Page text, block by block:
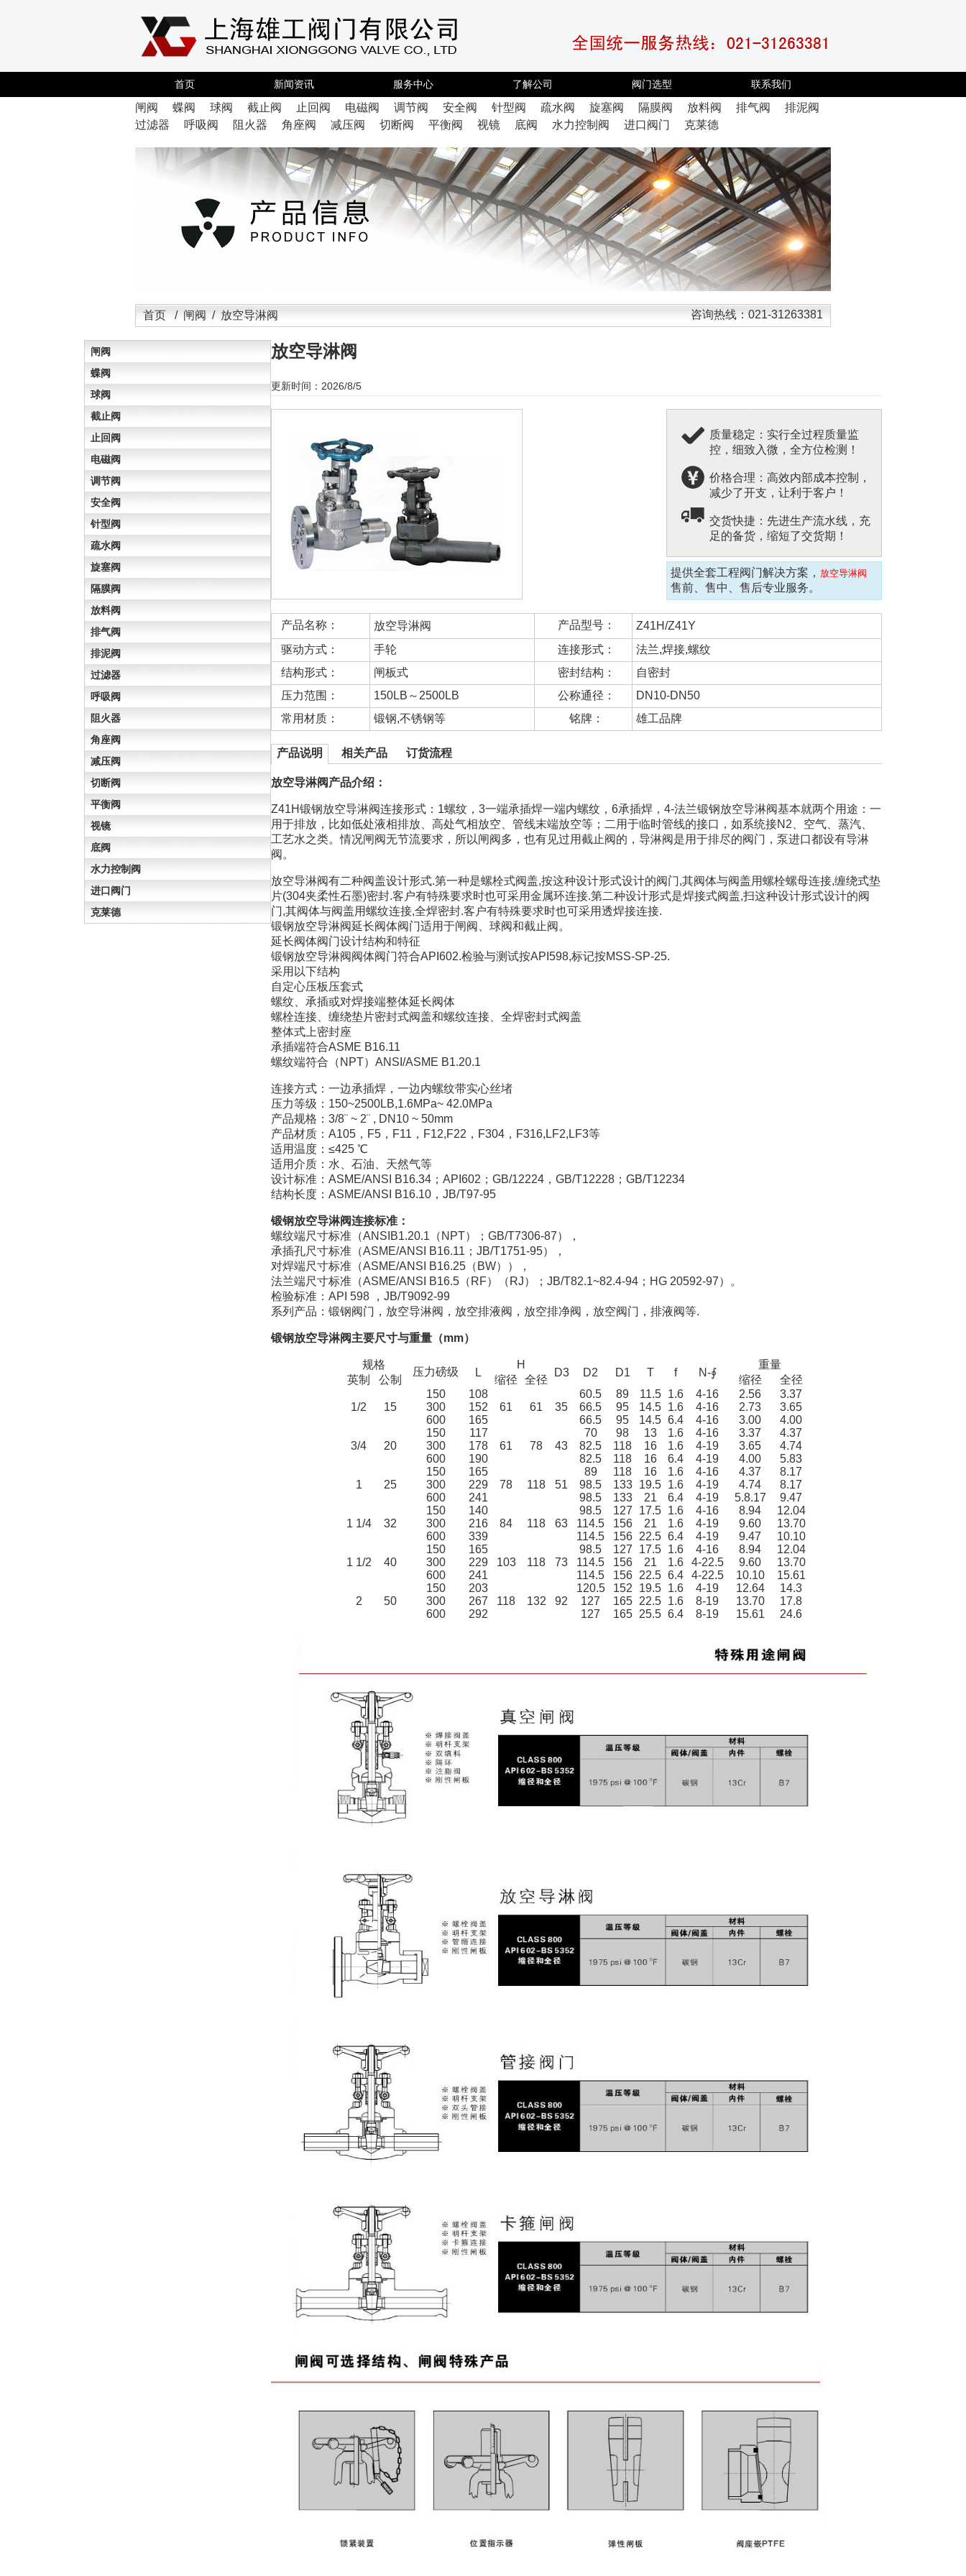
首页 新闻资讯 服务中心 了解公司 阀门选型 联系我们
闸阀 蝶阀 球阀 截止阀 止回阀 电磁阀 调节阀 安全阀 针型阀 疏水阀 旋塞阀 隔膜阀 放料阀 排气阀
排泥阀
过滤器
呼吸阀 阻火器 角座阀 减压阀 切断阀 平衡阀 视镜 底阀 水力控制阀 进口阀门 克莱德
首页 / 闸阀 / 放空导淋阀 咨询热线：021-31263381
闸阀
蝶阀
球阀
截止阀
止回阀
电磁阀
调节阀
安全阀
针型阀
疏水阀
旋塞阀
隔膜阀
放料阀
排气阀
排泥阀
过滤器
呼吸阀
阻火器
角座阀
减压阀
切断阀
平衡阀
视镜
底阀
水力控制阀
进口阀门
克莱德
放空导淋阀
更新时间：2026/8/5
质量稳定：实行全过程质量监
控，细致入微，全方位检测！
价格合理：高效内部成本控制，
减少了开支，让利于客户！
交货快捷：先进生产流水线，充
足的备货，缩短了交货期！
提供全套工程阀门解决方案， 放空导淋阀
售前、售中、售后专业服务。
产品名称： 放空导淋阀 产品型号：
Z41H/Z41Y
驱动方式：
手轮 连接形式：
法兰,焊接,螺纹
结构形式：
闸板式 密封结构：
自密封
压力范围：
150LB～2500LB 公称通径：
DN10-DN50
常用材质：
锻钢,不锈钢等 铭牌： 雄工品牌
产品说明 相关产品 订货流程
放空导淋阀产品介绍：
Z41H锻钢放空导淋阀连接形式：1螺纹，3一端承插焊一端内螺纹，6承插焊，4-法兰锻钢放空导淋阀基本就两个用途：一
用于排放，比如低处液相排放、高处气相放空、管线末端放空等；二用于临时管线的接口，如系统接N2、空气、蒸汽、
工艺水之类。情况闸阀无节流要求，所以闸阀多，也有见过用截止阀的，导淋阀是用于排尽的阀门，泵进口都设有导淋
阀。
放空导淋阀有二种阀盖设计形式.第一种是螺栓式阀盖,按这种设计形式设计的阀门,其阀体与阀盖用螺栓螺母连接,缠绕式垫
片(304夹柔性石墨)密封.客户有特殊要求时也可采用金属环连接.第二种设计形式是焊接式阀盖,扫这种设计形式设计的阀
门,其阀体与阀盖用螺纹连接,全焊密封.客户有特殊要求时也可采用透焊接连接.
锻钢放空导淋阀延长阀体阀门适用于闸阀、球阀和截止阀。
延长阀体阀门设计结构和特征
锻钢放空导淋阀阀体阀门符合API602.检验与测试按API598,标记按MSS-SP-25.
采用以下结构
自定心压板压套式
螺纹、承插或对焊接端整体延长阀体
螺栓连接、缠绕垫片密封式阀盖和螺纹连接、全焊密封式阀盖
整体式上密封座
承插端符合ASME B16.11
螺纹端符合（NPT）ANSI/ASME B1.20.1
连接方式：一边承插焊，一边内螺纹带实心丝堵
压力等级：150~2500LB,1.6MPa~ 42.0MPa
产品规格：3/8¨ ~ 2¨ , DN10 ~ 50mm
产品材质：A105，F5，F11，F12,F22，F304，F316,LF2,LF3等
适用温度：≤425 ℃
适用介质：水、石油、天然气等
设计标准：ASME/ANSI B16.34；API602；GB/12224，GB/T12228；GB/T12234
结构长度：ASME/ANSI B16.10，JB/T97-95
锻钢放空导淋阀连接标准：
螺纹端尺寸标准（ANSIB1.20.1（NPT）；GB/T7306-87），
承插孔尺寸标准（ASME/ANSI B16.11；JB/T1751-95），
对焊端尺寸标准（ASME/ANSI B16.25（BW）），
法兰端尺寸标准（ASME/ANSI B16.5（RF）（RJ）；JB/T82.1~82.4-94；HG 20592-97）。
检验标准：API 598 ，JB/T9092-99
系列产品：锻钢阀门，放空导淋阀，放空排液阀，放空排净阀，放空阀门，排液阀等.
锻钢放空导淋阀主要尺寸与重量（mm）
规格
压力磅级 L
H
D3 D2 D1 T f N-∮
重量
英制
公制 缩径 全径 缩径 全径
1/2 15
150
108
61
61 35
60.5 89 11.5 1.6 4-16 2.56
3.37
300
152 66.5 95 14.5 1.6 4-16 2.73
3.65
600
165 66.5 95 14.5 6.4 4-16 3.00 4.00
3/4 20
150
117
61
78 43
70 98 13 1.6 4-16 3.37
4.37
300
178 82.5 118 16 1.6 4-19 3.65
4.74
600
190 82.5 118 16 6.4 4-19 4.00 5.83
1 25
150
165
78
118 51
89 118 16 1.6 4-16 4.37
8.17
300
229 98.5 133 19.5 1.6 4-19 4.74
8.17
600
241 98.5 133 21 6.4 4-19 5.8.17 9.47
1 1/4 32
150
140
84
118 63
98.5 127 17.5 1.6 4-16 8.94
12.04
300
216 114.5 156 21 1.6 4-19 9.60
13.70
600
339 114.5 156 22.5 6.4 4-19 9.47 10.10
1 1/2 40
150
165
103
118 73
98.5 127 17.5 1.6 4-16 8.94
12.04
300
229 114.5 156 21 1.6 4-22.5 9.60
13.70
600
241 114.5 156 22.5 6.4 4-22.5 10.10 15.61
2 50
150
203
118
132 92
120.5 152 19.5 1.6 4-19 12.64
14.3
300
267 127 165 22.5 1.6 8-19 13.70
17.8
600
292 127 165 25.5 6.4 8-19 15.61 24.6